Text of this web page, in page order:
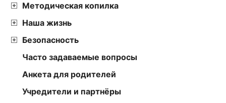
Методическая копилка
Наша жизнь
Безопасность
Часто задаваемые вопросы
Анкета для родителей
Учредители и партнёры